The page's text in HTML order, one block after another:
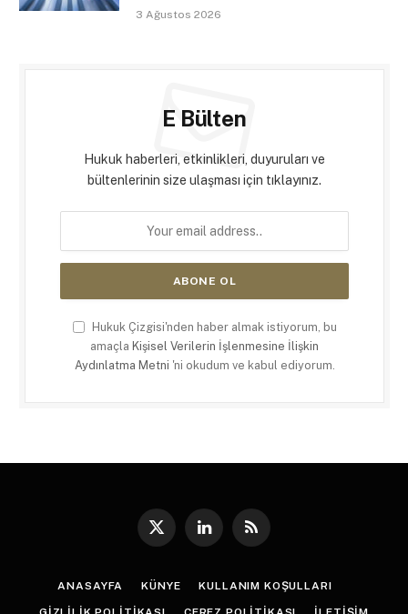
3 Ağustos 2026
E Bülten
Hukuk haberleri, etkinlikleri, duyuruları ve
bültenlerinin size ulaşması için tıklayınız.
Hukuk Çizgisi'nden haber almak istiyorum, bu
amaçla Kişisel Verilerin İşlenmesine İlişkin
Aydınlatma Metni 'ni okudum ve kabul ediyorum.
X
LinkedInRSS
ANASAYFA KÜNYE KULLANIM KOŞULLARI